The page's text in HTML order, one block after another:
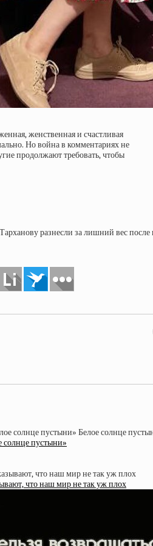
женственная и счастливая
Но война в комментариях не
продолжают требовать, чтобы
разнесли за лишний вес после
солнце пустыни»
что наш мир не так уж плох